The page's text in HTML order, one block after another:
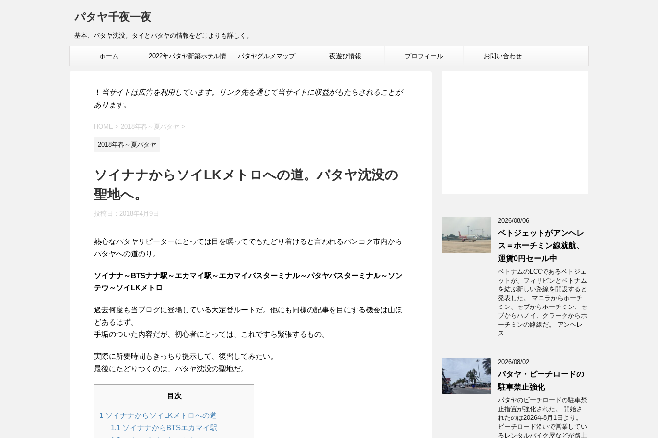
パタヤ千夜一夜
基本、パタヤ沈没。タイとパタヤの情報をどこよりも詳しく。
ホーム 2022年パタヤ新築ホテル情 パタヤグルメマップ 夜遊び情報 プロフィール お問い合わせ
！ 当サイトは広告を利用しています。リンク先を通じて当サイトに収益がもたらされることが
あります。
HOME > 2018年春～夏パタヤ >
2018年春～夏パタヤ
ソイナナからソイLKメトロへの道。パタヤ沈没の
聖地へ。
投稿日： 2018年4月9日
熱心なパタヤリピーターにとっては目を瞑ってでもたどり着けると言われるバンコク市内から
パタヤへの道のり。
ソイナナ～BTSナナ駅～エカマイ駅～エカマイバスターミナル～パタヤバスターミナル～ソン
テウ～ソイLKメトロ
過去何度も当ブログに登場している大定番ルートだ。他にも同様の記事を目にする機会は山ほ
どあるはず。
手垢のついた内容だが、初心者にとっては、これですら緊張するもの。
実際に所要時間もきっちり提示して、復習してみたい。
最後にたどりつくのは、パタヤ沈没の聖地だ。
目次
1 ソイナナからソイLKメトロへの道
1.1 ソイナナからBTSエカマイ駅
2026/08/06
ベトジェットがアンヘレ
ス＝ホーチミン線就航、
運賃0円セール中
ベトナムのLCCであるベトジェ
ットが、フィリピンとベトナム
を結ぶ新しい路線を開設すると
発表した。 マニラからホーチ
ミン、セブからホーチミン、セ
ブからハノイ、クラークからホ
ーチミンの路線だ。 アンヘレ
ス ...
2026/08/02
パタヤ・ビーチロードの
駐車禁止強化
パタヤのビーチロードの駐車禁
止措置が強化された。 開始さ
れたのは2026年8月1日より。
ビーチロード沿いで営業してい
るレンタルバイク屋などが路上